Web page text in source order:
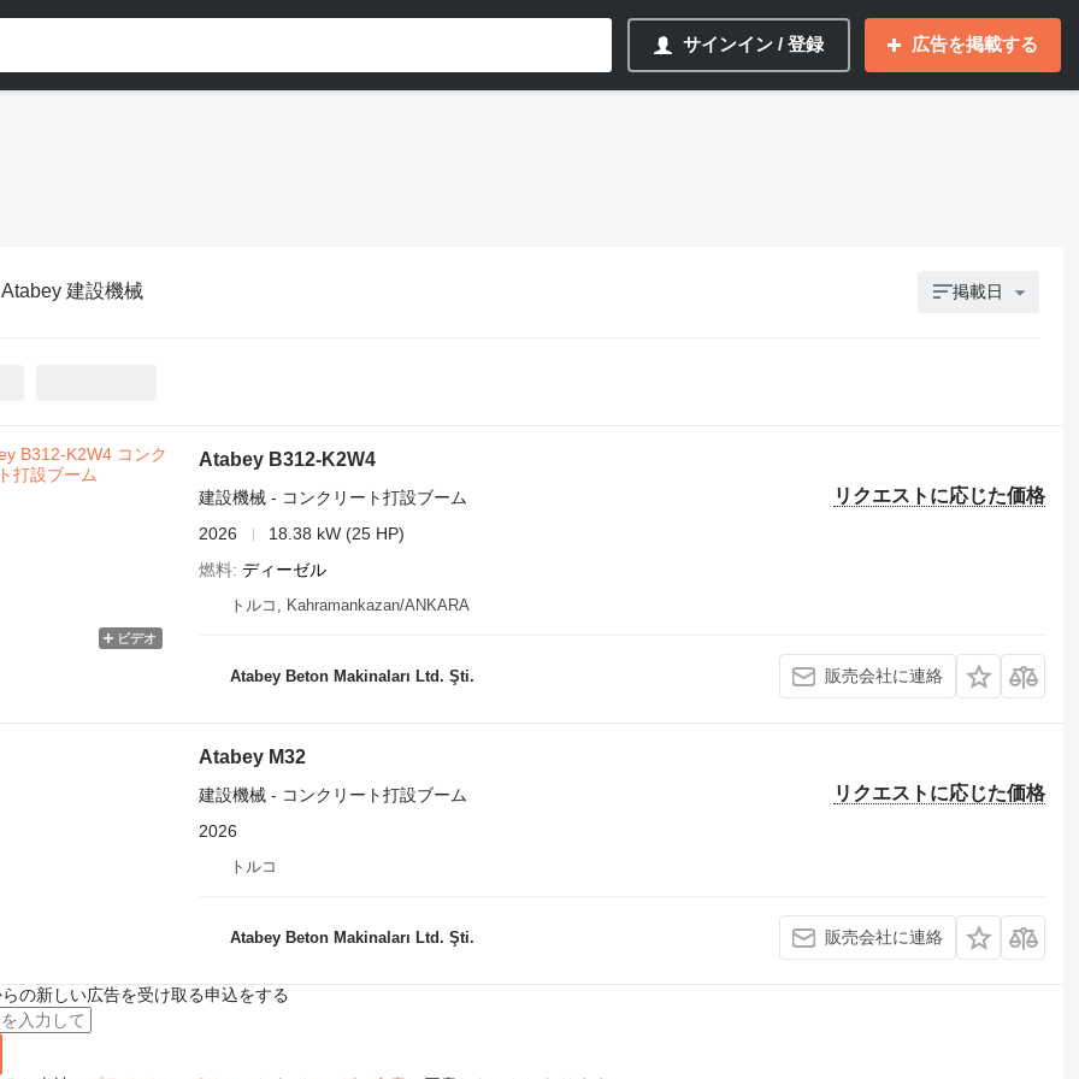
サインイン / 登録 広告を掲載する
Atabey 建設機械 掲載日
ビデオ
Atabey B312-K2W4
リクエストに応じた価格
建設機械 - コンクリート打設ブーム
2026
18.38 kW (25 HP)
燃料 ディーゼル
トルコ, Kahramankazan/ANKARA
Atabey Beton Makinaları Ltd. Şti. 販売会社に連絡
Atabey M32
リクエストに応じた価格
建設機械 - コンクリート打設ブーム
2026
トルコ
Atabey Beton Makinaları Ltd. Şti. 販売会社に連絡
の新しい広告を受け取る申込をする